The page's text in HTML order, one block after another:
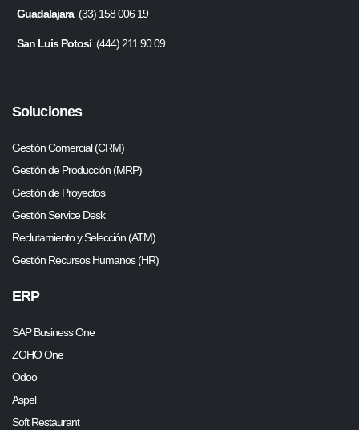
Guadalajara(33) 158 006 19
San Luis Potosí(444) 211 90 09
Soluciones
Gestión Comercial (CRM)
Gestión de Producción (MRP)
Gestión de Proyectos
Gestión Service Desk
Reclutamiento y Selección (ATM)
Gestión Recursos Humanos (HR)
ERP
SAP Business One
ZOHO One
Odoo
Aspel
Soft Restaurant